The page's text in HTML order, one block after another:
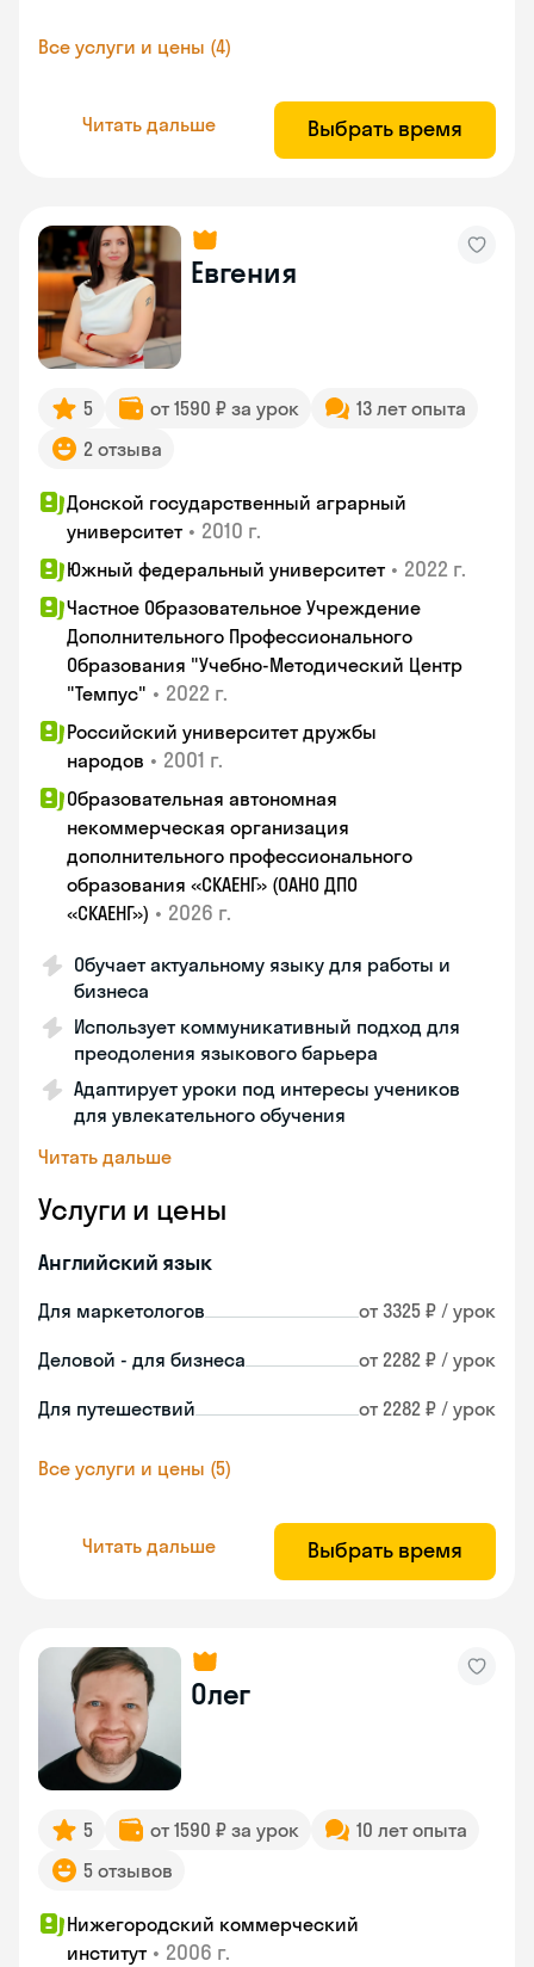
Все услуги и цены (4)
Читать дальше Выбрать время
Евгения
5 от 1590 ₽ за урок
13 лет опыта
2 отзыва
Донской государственный аграрный
университет • 2010 г.
Южный федеральный университет • 2022 г.
Частное Образовательное Учреждение
Дополнительного Профессионального
Образования "Учебно-Методический Центр
"Темпус" • 2022 г.
Российский университет дружбы
народов • 2001 г.
Образовательная автономная
некоммерческая организация
дополнительного профессионального
образования «СКАЕНГ» (ОАНО ДПО
«СКАЕНГ») • 2026 г.
Обучает актуальному языку для работы и
бизнеса
Использует коммуникативный подход для
преодоления языкового барьера
Адаптирует уроки под интересы учеников
для увлекательного обучения
Читать дальше
Услуги и цены
Английский язык
Для маркетологов от 3325 ₽ / урок
Деловой - для бизнеса от 2282 ₽ / урок
Для путешествий от 2282 ₽ / урок
Все услуги и цены (5)
Читать дальше Выбрать время
Олег
5 от 1590 ₽ за урок
10 лет опыта
5 отзывов
Нижегородский коммерческий
институт • 2006 г.